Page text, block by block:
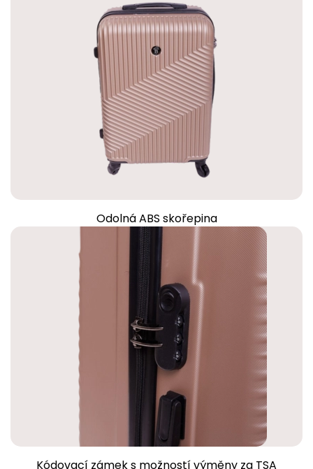
Odolná ABS skořepina
Kódovací zámek s možností výměny za TSA